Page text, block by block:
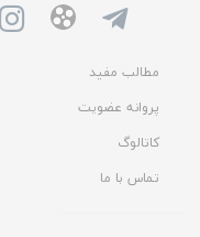
مطالب مفید
پروانه عضویت
کاتالوگ
تماس با ما